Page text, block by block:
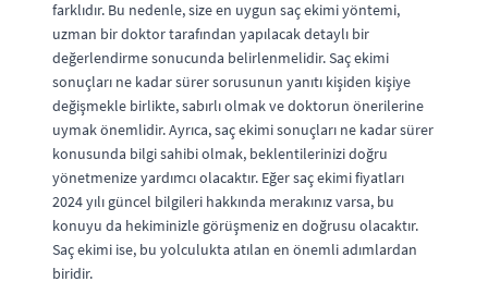
farklıdır. Bu nedenle, size en uygun saç ekimi yöntemi,
uzman bir doktor tarafından yapılacak detaylı bir
değerlendirme sonucunda belirlenmelidir. Saç ekimi
sonuçları ne kadar sürer sorusunun yanıtı kişiden kişiye
değişmekle birlikte, sabırlı olmak ve doktorun önerilerine
uymak önemlidir. Ayrıca, saç ekimi sonuçları ne kadar sürer
konusunda bilgi sahibi olmak, beklentilerinizi doğru
yönetmenize yardımcı olacaktır. Eğer saç ekimi fiyatları
2024 yılı güncel bilgileri hakkında merakınız varsa, bu
konuyu da hekiminizle görüşmeniz en doğrusu olacaktır.
Saç ekimi ise, bu yolculukta atılan en önemli adımlardan
biridir.